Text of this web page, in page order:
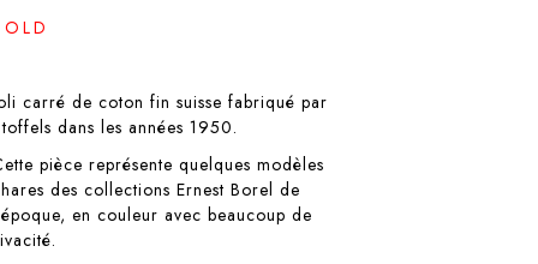
carré de coton fin suisse fabriqué par
dans les années 1950.
pièce représente quelques modèles
des collections Ernest Borel de
en couleur avec beaucoup de